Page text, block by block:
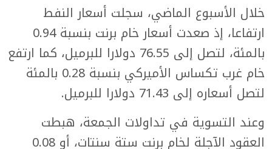
خلال الأسبوع الماضي، سجلت أسعار النفط
ارتفاعا، إذ صعدت أسعار خام برنت بنسبة 0.94
بالمئة، لتصل إلى 76.55 دولارا للبرميل، كما ارتفع
خام غرب تكساس الأميركي بنسبة 0.28 بالمئة
لتصل أسعاره إلى 71.43 دولارا للبرميل.
وعند التسوية في تداولات الجمعة، هبطت
العقود الآجلة لخام برنت ستة سنتات، أو 0.08